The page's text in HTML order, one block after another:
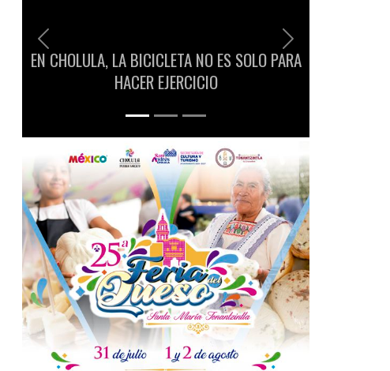
EN CHOLULA, LA BICICLETA NO ES SOLO PARA
HACER EJERCICIO
Previous Next